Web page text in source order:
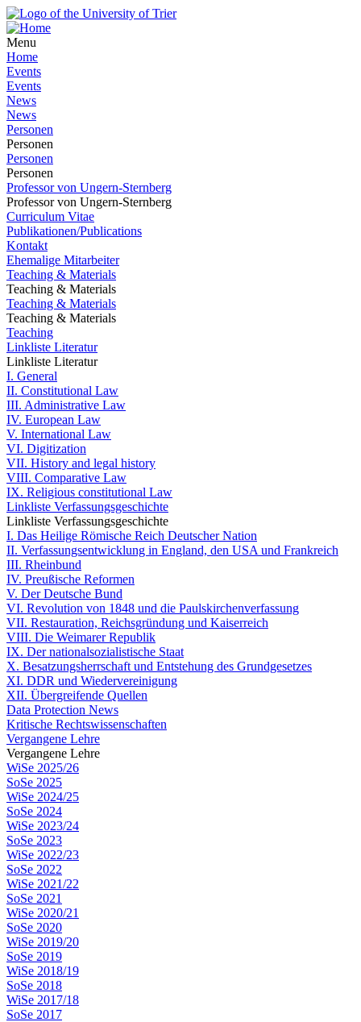
Menu
Home
Events
Events
News
News
Personen
Personen
Personen
Personen
Professor von Ungern-Sternberg
Professor von Ungern-Sternberg
Curriculum Vitae
Publikationen/Publications
Kontakt
Ehemalige Mitarbeiter
Teaching & Materials
Teaching & Materials
Teaching & Materials
Teaching & Materials
Teaching
Linkliste Literatur
Linkliste Literatur
I. General
II. Constitutional Law
III. Administrative Law
IV. European Law
V. International Law
VI. Digitization
VII. History and legal history
VIII. Comparative Law
IX. Religious constitutional Law
Linkliste Verfassungsgeschichte
Linkliste Verfassungsgeschichte
I. Das Heilige Römische Reich Deutscher Nation
II. Verfassungsentwicklung in England, den USA und Frankreich
III. Rheinbund
IV. Preußische Reformen
V. Der Deutsche Bund
VI. Revolution von 1848 und die Paulskirchenverfassung
VII. Restauration, Reichsgründung und Kaiserreich
VIII. Die Weimarer Republik
IX. Der nationalsozialistische Staat
X. Besatzungsherrschaft und Entstehung des Grundgesetzes
XI. DDR und Wiedervereinigung
XII. Übergreifende Quellen
Data Protection News
Kritische Rechtswissenschaften
Vergangene Lehre
Vergangene Lehre
WiSe 2025/26
SoSe 2025
WiSe 2024/25
SoSe 2024
WiSe 2023/24
SoSe 2023
WiSe 2022/23
SoSe 2022
WiSe 2021/22
SoSe 2021
WiSe 2020/21
SoSe 2020
WiSe 2019/20
SoSe 2019
WiSe 2018/19
SoSe 2018
WiSe 2017/18
SoSe 2017